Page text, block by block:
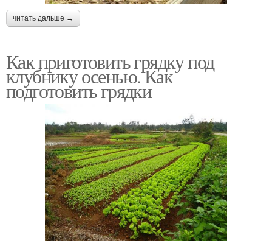
читать дальше →
Как приготовить грядку под
клубнику осенью. Как
подготовить грядки